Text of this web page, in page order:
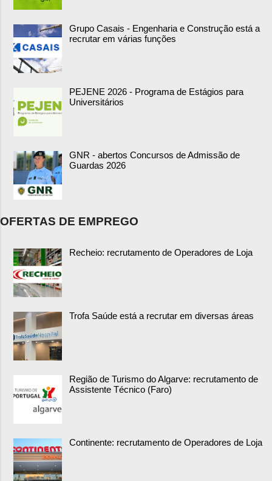
Grupo Casais - Engenharia e Construção está a
recrutar em várias funções
PEJENE 2026 - Programa de Estágios para
Universitários
GNR - abertos Concursos de Admissão de
Guardas 2026
OFERTAS DE EMPREGO
Recheio: recrutamento de Operadores de Loja
Trofa Saúde está a recrutar em diversas áreas
Região de Turismo do Algarve: recrutamento de
Assistente Técnico (Faro)
Continente: recrutamento de Operadores de Loja